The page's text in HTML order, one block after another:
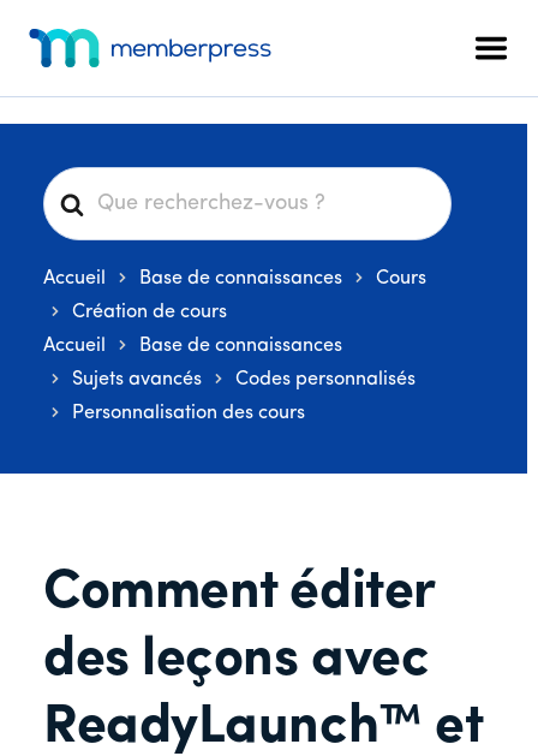
content
barre
latérale
de
page
supplémentaire
WordPress
tout-
un
R
e
h
e
r
h
r
Accueil Base de connaissances
Cours
Création de cours
Accueil
Base de connaissances
Sujets avancés
Codes personnalisés
Personnalisation des cours
Comment éditer
des leçons avec
ReadyLaunch™ et